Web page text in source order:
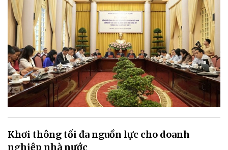
Khơi thông tối đa nguồn lực cho doanh
nghiệp nhà nước